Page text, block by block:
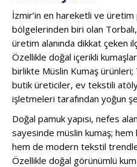
İzmir’in en hareketli ve
bölgelerinden biri olan
üretim alanında dikkat çeken
Özellikle doğal içerikli
birlikte Müslin Kumaş
butik üreticiler, ev tekstili
işletmeleri tarafından yoğun
Doğal pamuk yapısı, nefes
sayesinde müslin kumaş; hem
hem de modern tekstil
Özellikle doğal görünümlü